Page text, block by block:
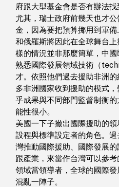
府跟大型基金會是否有辦法找
尤其，瑞士政府前幾天也才
金，因為要把預算挪用到軍
和俄羅斯將因此在全球舞台
樣的情況並非那麼簡單，中
熟悉國際發展領域技術（
才。依照他們過去援助非洲
多非洲國家收到援助的模式
乎成果與不同部門監督制衡
能性很小。
美國一下子撤出國際援助的
設程與標準設定者的角色。
灣推動國際援助、國際發展
跟產業，來當作台灣可以參
領域當領導者，全球的國際
混亂一陣子。